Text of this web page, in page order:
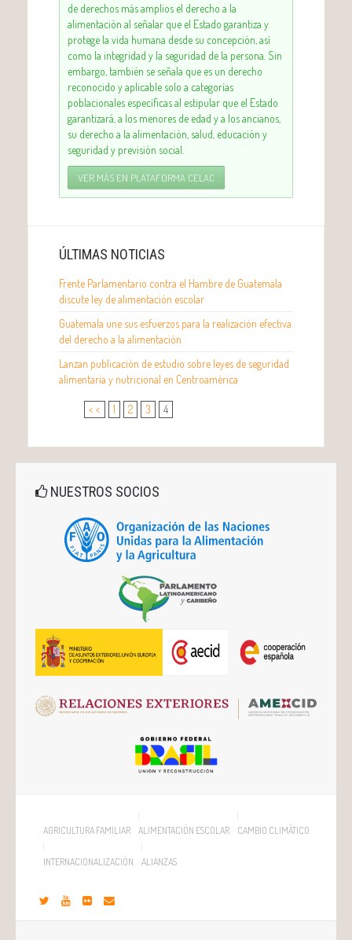
de derechos más amplios el derecho a la
alimentación al señalar que el Estado garantiza y
protege la vida humana desde su concepción, así
como la integridad y la seguridad de la persona. Sin
embargo, también se señala que es un derecho
reconocido y aplicable solo a categorías
poblacionales específicas al estipular que el Estado
garantizará, a los menores de edad y a los ancianos,
su derecho a la alimentación, salud, educación y
seguridad y previsión social.
VER MÁS EN PLATAFORMA CELAC
ÚLTIMAS NOTICIAS
Frente Parlamentario contra el Hambre de Guatemala
discute ley de alimentación escolar
Guatemala une sus esfuerzos para la realización efectiva
del derecho a la alimentación
Lanzan publicación de estudio sobre leyes de seguridad
alimentaria y nutricional en Centroamérica
< < 1 2 3 4
NUESTROS SOCIOS
AGRICULTURA FAMILIAR ALIMENTACIÓN ESCOLAR CAMBIO CLIMÁTICO
INTERNACIONALIZACIÓN ALIANZAS